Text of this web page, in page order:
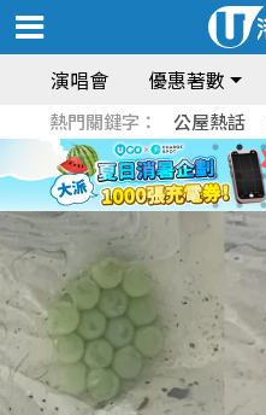
演唱會 優惠著數
熱門關鍵字： 公屋熱話